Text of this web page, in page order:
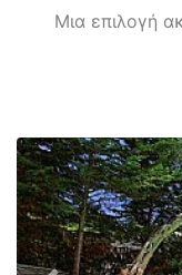
Μια επιλογή